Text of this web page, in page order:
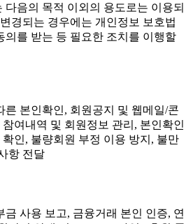
다음의 목적 이외의 용도로는 이용되
경되는 경우에는 개인정보 보호법
의를 받는 등 필요한 조치를 이행할
른 본인확인, 회원공지 및 웹메일/콘
여내역 및 회원정보 관리, 본인확인
인, 불량회원 부정 이용 방지, 불만
항 전달
금 사용 보고, 금융거래 본인 인증, 연